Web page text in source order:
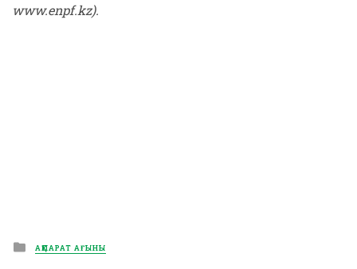
www.enpf.kz).
Posted
in
АҚПАРАТ АҒЫНЫ